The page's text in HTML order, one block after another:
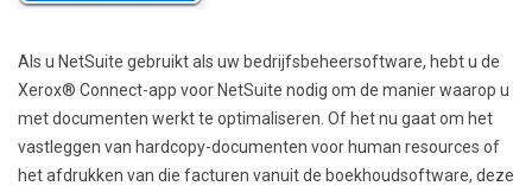
Als u NetSuite gebruikt als uw bedrijfsbeheersoftware, hebt u de
Xerox® Connect-app voor NetSuite nodig om de manier waarop u
met documenten werkt te optimaliseren. Of het nu gaat om het
vastleggen van hardcopy-documenten voor human resources of
het afdrukken van die facturen vanuit de boekhoudsoftware, deze